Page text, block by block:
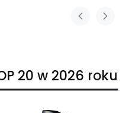
20 w 2026 roku